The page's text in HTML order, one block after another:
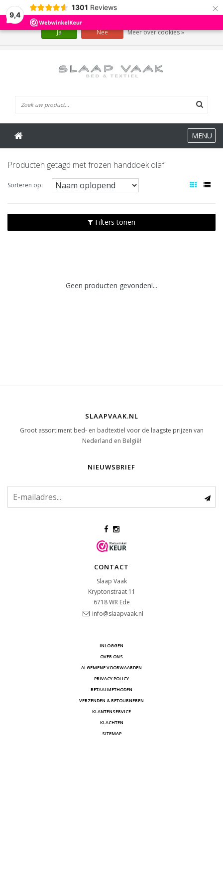
9,4
1301 Reviews ×
MENU
Producten getagd met frozen handdoek olaf
Sorteren op:
Filters tonen
Geen producten gevonden!...
SLAAPVAAK.NL
Groot assortiment bed- en badtextiel voor de laagste prijzen van
Nederland en België!
NIEUWSBRIEF
CONTACT
Slaap Vaak
Kryptonstraat 11
6718 WR Ede
info@slaapvaak.nl
INLOGGEN
OVER ONS
ALGEMENE VOORWAARDEN
PRIVACY POLICY
BETAALMETHODEN
VERZENDEN & RETOURNEREN
KLANTENSERVICE
KLACHTEN
SITEMAP
Wij slaan cookies op om onze website te verbeteren. Is dat akkoord?
Ja Nee Meer over cookies »